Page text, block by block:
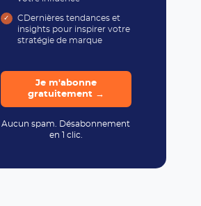
CDernières tendances et
insights pour inspirer votre
stratégie de marque
Je m'abonne
gratuitement →
Aucun spam. Désabonnement
en 1 clic.